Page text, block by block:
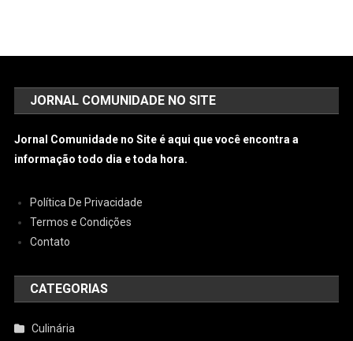
JORNAL COMUNIDADE NO SITE
Jornal Comunidade no Site é aqui que você encontra a
informação todo dia e toda hora.
Política De Privacidade
Termos e Condições
Contato
CATEGORIAS
Culinária